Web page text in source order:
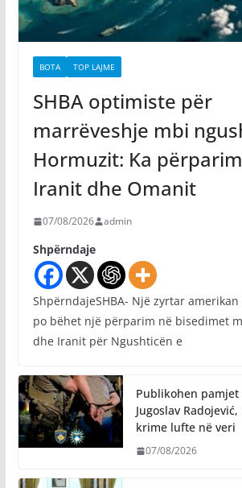
BOTA TOP LAJME
SHBA optimiste për
marrëveshje mbi
Hormuzit: Ka
Iranit dhe Omanit
07/08/2026 admin
Shpërndaje
ShpërndajeSHBA- Një zyrtar
po bëhet një përparim në bisedimet
dhe Iranit për Ngushticën e
Publikohen
Jugoslav
krime lufte në veri
07/08/2026